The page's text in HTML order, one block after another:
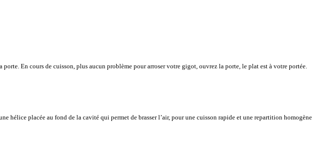
En cours de cuisson, plus aucun problème pour arroser votre gigot, ouvrez la porte, le plat est à votre portée.
hélice placée au fond de la cavité qui permet de brasser l’air, pour une cuisson rapide et une repartition homogène